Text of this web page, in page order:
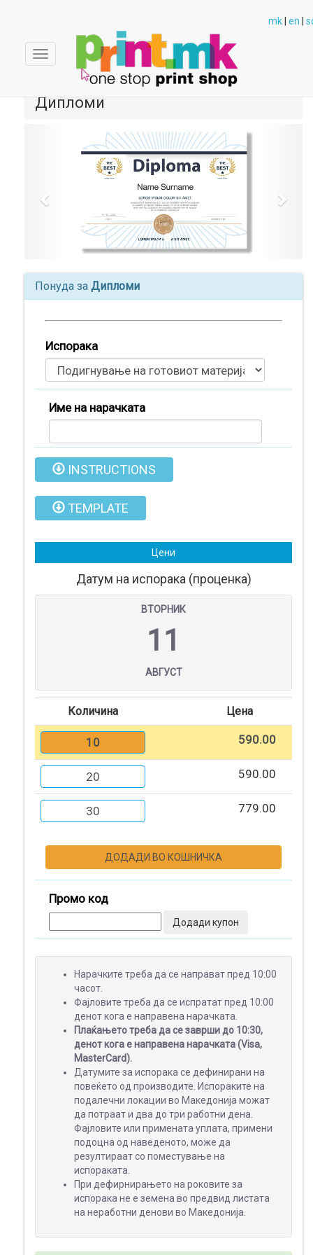
Производи
Кошничка
Контакт
Најава
Регистрација
ПОНУДИ
ТЕКСТИЛ
ПОДАРОЦИ
ПРОМОТИВНИ
mk en
Toggle
navigation
Дипломи
Понуда за Дипломи
Испорака
Име на нарачката
INSTRUCTIONS
TEMPLATE
Цени
Датум на испорака (проценка)
ВТОРНИК
11
АВГУСТ
Количина Цена
10 590.00
20 590.00
30 779.00
ДОДАДИ ВО КОШНИЧКА
Промо код
Додади купон
Нарачките треба да се направат пред 10:00
часот.
Фајловите треба да се испратат пред 10:00
денот кога е направена нарачката.
Плаќањето треба да се заврши до 10:30,
денот кога е направена нарачката (Visa,
MasterCard).
Датумите за испорака се дефинирани на
повеќето од производите. Испораките на
подалечни локации во Македонија можат
да потраат и два до три работни дена.
Фајловите или примената уплата, примени
подоцна од наведеното, може да
резултираат со поместување на
испораката.
При дефирнирањето на роковите за
испорака не е земена во предвид листата
на неработни денови во Македонија.